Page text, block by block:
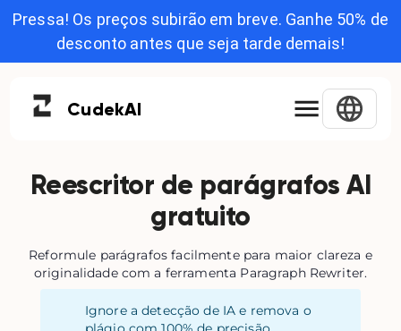
Pressa! Os preços subirão em breve. Ganhe 50% de
desconto antes que seja tarde demais!
CudekAI
Reescritor de parágrafos AI
gratuito
Reformule parágrafos facilmente para maior clareza e
originalidade com a ferramenta Paragraph Rewriter.
Ignore a detecção de IA e remova o